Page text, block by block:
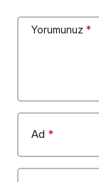
Yorumunuz *
Ad *